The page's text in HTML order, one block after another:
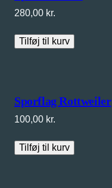
280,00 kr.
Tilføj til kurv
Sporflag Rottweiler
100,00 kr.
Tilføj til kurv